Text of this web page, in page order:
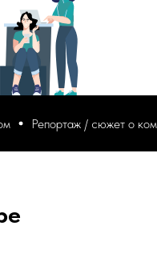
Репортаж / сюжет о